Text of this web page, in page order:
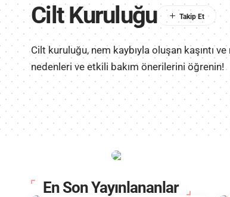
Cilt Kuruluğu
Cilt kuruluğu, nem kaybıyla oluşan kaşıntı
nedenleri ve etkili bakım önerilerini öğrenin!
En Son Yayınlananlar